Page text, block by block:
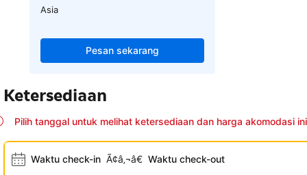
Asia
Pesan sekarang
Ketersediaan
Pilih tanggal untuk melihat ketersediaan dan harga akomodasi ini
Waktu check-in Ã¢â‚¬â€ Waktu check-out